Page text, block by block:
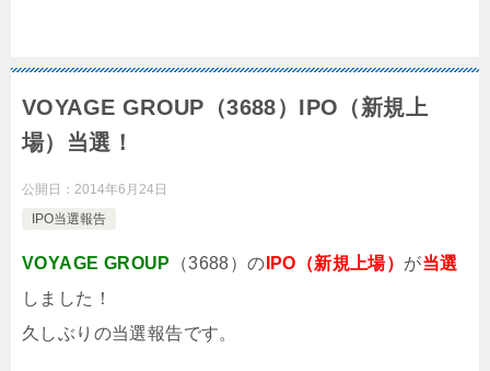
VOYAGE GROUP（3688）IPO（新規上
場）当選！
公開日： 2014年6月24日
IPO当選報告
VOYAGE GROUP （3688）の IPO（新規上場） が当選
しました！
久しぶりの当選報告です。